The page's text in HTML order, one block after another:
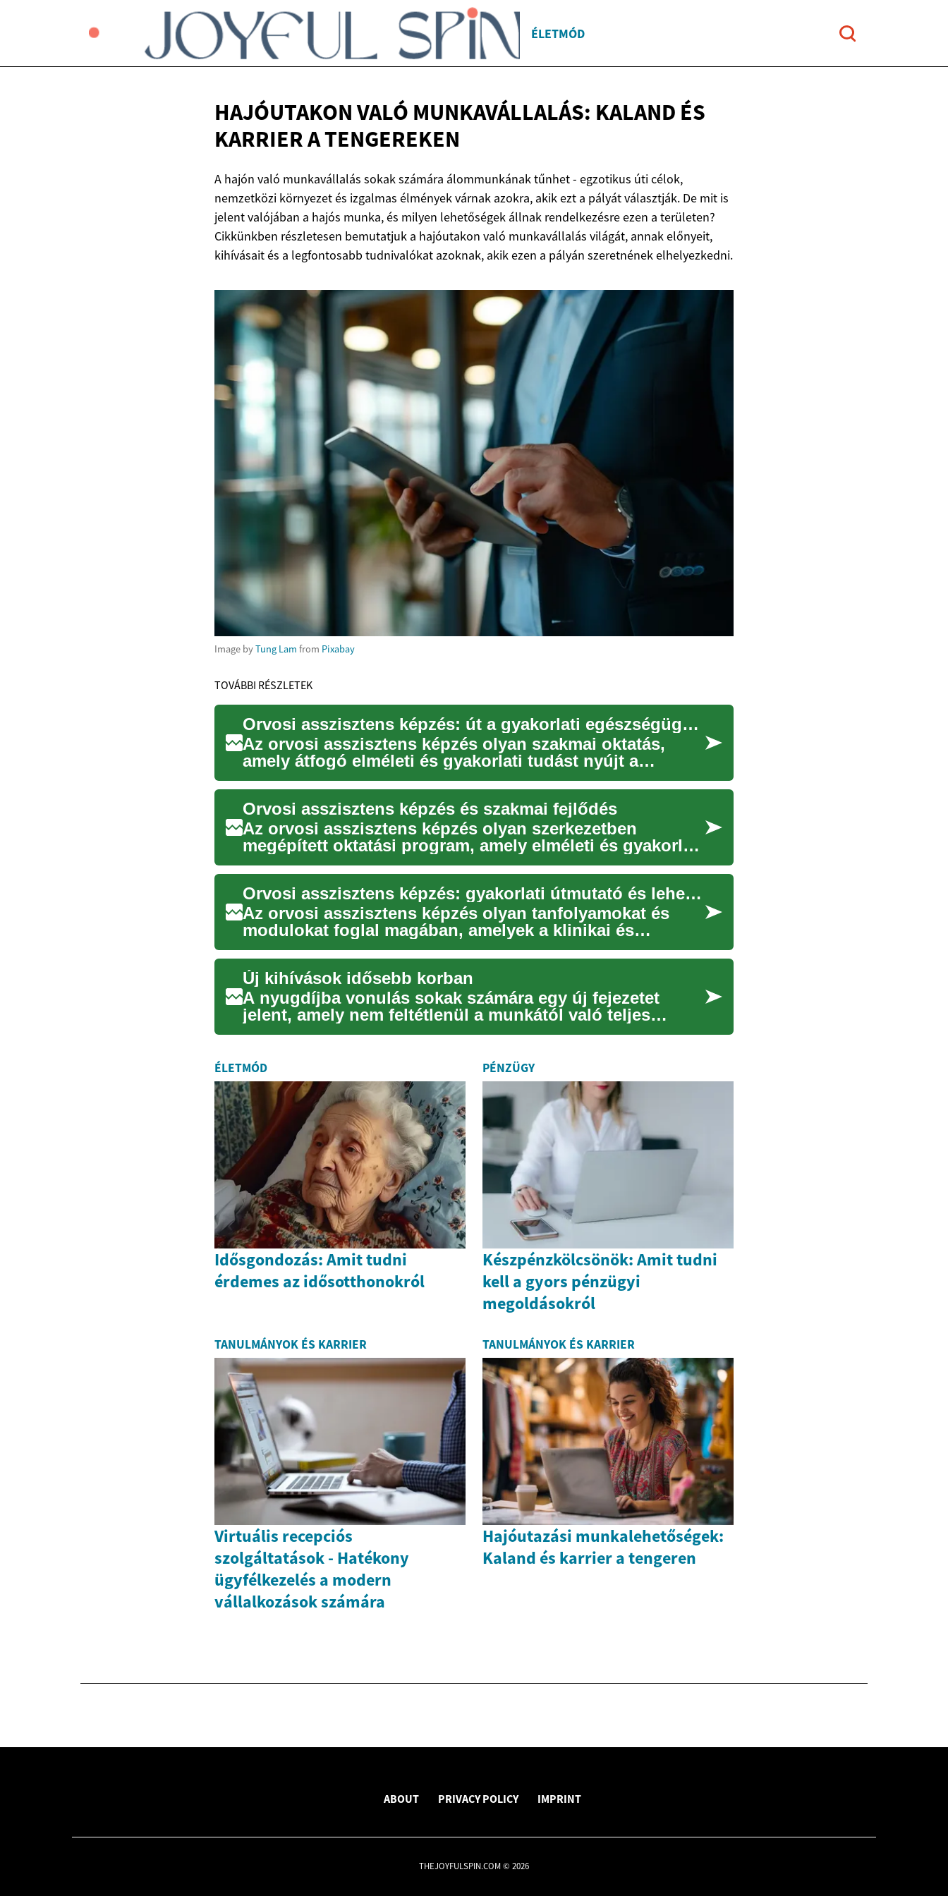
ÉLETMÓD
HAJÓUTAKON VALÓ MUNKAVÁLLALÁS: KALAND ÉS
KARRIERA TENGEREKEN
A hajón való munkavállalás sokak számára álommunkának tűnhet - egzotikus úti célok,
nemzetközi környezet és izgalmas élmények várnak azokra, akik ezt a pályát választják. De mit is
jelent valójában a hajós munka, és milyen lehetőségek állnak rendelkezésre ezen a területen?
Cikkünkben részletesen bemutatjuk a hajóutakon való munkavállalás világát, annak előnyeit,
kihívásait és a legfontosabb tudnivalókat azoknak, akik ezen a pályán szeretnének elhelyezkedni.
Image byTung Lam from Pixabay
TOVÁBBI RÉSZLETEK
Orvosi asszisztens képzés: út a gyakorlati egészségügyi pályához
Az orvosi asszisztens képzés olyan szakmai oktatás,
amely átfogó elméleti és gyakorlati tudást nyújt a
betegellátás, ...
Orvosi asszisztens képzés és szakmai fejlődés
Az orvosi asszisztens képzés olyan szerkezetben
megépített oktatási program, amely elméleti és gyakorlati
ismereteket...
Orvosi asszisztens képzés: gyakorlati útmutató és lehetőségek
Az orvosi asszisztens képzés olyan tanfolyamokat és
modulokat foglal magában, amelyek a klinikai és
adminisztratív fe...
Új kihívások idősebb korban
A nyugdíjba vonulás sokak számára egy új fejezetet
jelent, amely nem feltétlenül a munkától való teljes
elszakadást h...
ÉLETMÓD
Idősgondozás: Amit tudni
érdemes az idősotthonokról
PÉNZÜGY
Készpénzkölcsönök: Amit tudni
kell a gyors pénzügyi
megoldásokról
TANULMÁNYOK ÉS KARRIER
Virtuális recepciós
szolgáltatások - Hatékony
ügyfélkezelés a modern
vállalkozások számára
TANULMÁNYOK ÉS KARRIER
Hajóutazási munkalehetőségek:
Kaland és karrier a tengeren
ABOUT PRIVACY POLICY IMPRINT
THEJOYFULSPIN.COM © 2026